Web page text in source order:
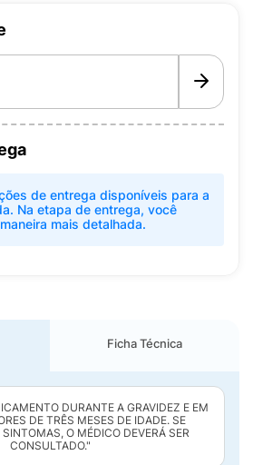
de entrega disponíveis para a
Na etapa de entrega, você
mais detalhada.
Ficha Técnica
DURANTE A GRAVIDEZ E EM
DE TRÊS MESES DE IDADE. SE
O MÉDICO DEVERÁ SER
CONSULTADO."